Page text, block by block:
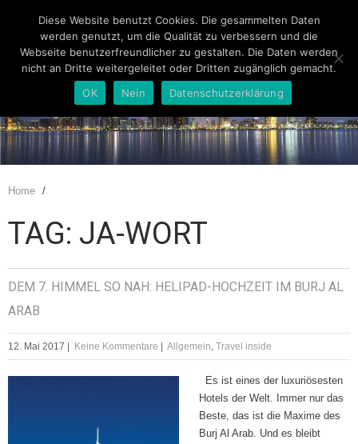
Home /
TAG: JA-WORT
DEM 7. HIMMEL SO NAH: HELIPAD-HOCHZEIT IM BURJ AL
ARAB
12. Mai 2017 Keine Kommentare Allgemein, Travel inside
Es ist eines der luxuriösesten
Hotels der Welt. Immer nur das
Beste, das ist die Maxime des
Burj Al Arab. Und es bleibt
Diese Website benutzt Cookies. Die gesammelten Daten
werden genutzt, um die Qualität zu verbessern und die
Webseite benutzerfreundlicher zu gestalten. Die Daten werden
nicht an Dritte weitergeleitet oder Dritten zugänglich gemacht.
OK
Nein Datenschutzerklärung